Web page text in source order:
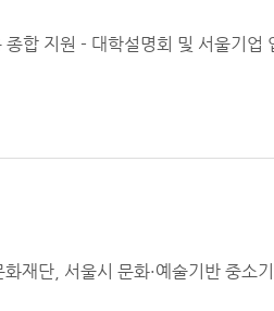
합 지원 - 대학설명회 및 서울기업
재단, 서울시 문화·예술기반 중소